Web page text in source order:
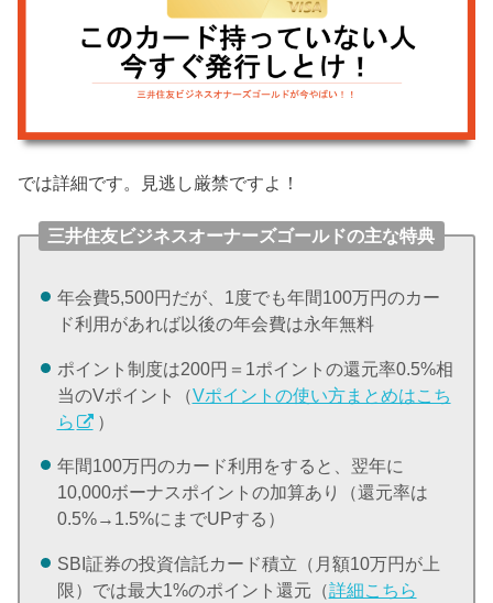
では詳細です。見逃し厳禁ですよ！
三井住友ビジネスオーナーズゴールドの主な特典
年会費5,500円だが、1度でも年間100万円のカー
ド利用があれば以後の年会費は永年無料
ポイント制度は200円＝1ポイントの還元率0.5%相
当のVポイント（Vポイントの使い方まとめはこち
ら
）
年間100万円のカード利用をすると、翌年に
10,000ボーナスポイントの加算あり（還元率は
0.5%→1.5%にまでUPする）
SBI証券の投資信託カード積立（月額10万円が上
限）では最大1%のポイント還元（詳細こちら